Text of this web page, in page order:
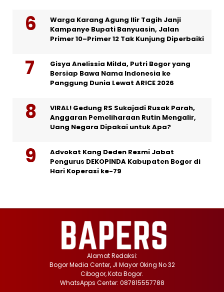
Warga Karang Agung Ilir Tagih Janji
Kampanye Bupati Banyuasin, Jalan
Primer 10–Primer 12 Tak Kunjung Diperbaiki
Gisya Anelissia Milda, Putri Bogor yang
Bersiap Bawa Nama Indonesia ke
Panggung Dunia Lewat ARICE 2026
VIRAL! Gedung RS Sukajadi Rusak Parah,
Anggaran Pemeliharaan Rutin Mengalir,
Uang Negara Dipakai untuk Apa?
Advokat Kang Deden Resmi Jabat
Pengurus DEKOPINDA Kabupaten Bogor di
Hari Koperasi ke-79
Alamat Redaksi:
Bogor Media Center, Jl Mayor Oking No 32
Cibogor, Kota Bogor.
WhatsApps Center: 087815557788